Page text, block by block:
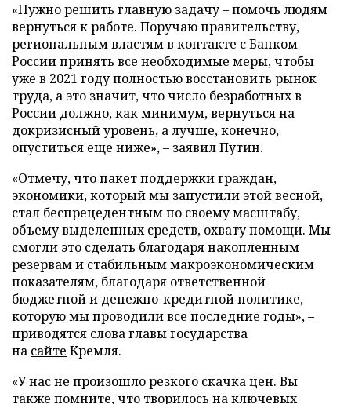
«Нужно решить главную задачу – помочь людям
вернуться к работе. Поручаю правительству,
региональным властям в контакте с Банком
России принять все необходимые меры, чтобы
уже в 2021 году полностью восстановить рынок
труда, а это значит, что число безработных в
России должно, как минимум, вернуться на
докризисный уровень, а лучше, конечно,
опуститься еще ниже», – заявил Путин.
«Отмечу, что пакет поддержки граждан,
экономики, который мы запустили этой весной,
стал беспрецедентным по своему масштабу,
объему выделенных средств, охвату помощи. Мы
смогли это сделать благодаря накопленным
резервам и стабильным макроэкономическим
показателям, благодаря ответственной
бюджетной и денежно-кредитной политике,
которую мы проводили все последние годы», –
приводятся слова главы государства
на сайте Кремля.
«У нас не произошло резкого скачка цен. Вы
также помните, что творилось на ключевых